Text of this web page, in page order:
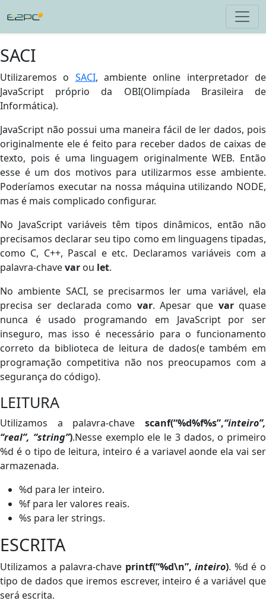
SACI
Utilizaremos o SACI, ambiente online interpretador de
JavaScript próprio da OBI(Olimpíada Brasileira de
Informática).
JavaScript não possui uma maneira fácil de ler dados, pois
originalmente ele é feito para receber dados de caixas de
texto, pois é uma linguagem originalmente WEB. Então
esse é um dos motivos para utilizarmos esse ambiente.
Poderíamos executar na nossa máquina utilizando NODE,
mas é mais complicado configurar.
No JavaScript variáveis têm tipos dinâmicos, então não
precisamos declarar seu tipo como em linguagens tipadas,
como C, C++, Pascal e etc. Declaramos variáveis com a
palavra-chavevar ou let.
No ambiente SACI, se precisarmos ler uma variável, ela
precisa ser declarada como var. Apesar que varquase
nunca é usado programando em JavaScript por ser
inseguro, mas isso é necessário para o funcionamento
correto da biblioteca de leitura de dados(e também em
programação competitiva não nos preocupamos com a
segurança do código).
LEITURA
Utilizamos a palavra-chave scanf(“%d%f%s”,“inteiro”,
“real”, “string”).Nesse exemplo ele le 3 dados, o primeiro
%d é o tipo de leitura, inteiro é a variavel aonde ela vai ser
armazenada.
%d para ler inteiro.
%f para ler valores reais.
%s para ler strings.
ESCRITA
Utilizamos a palavra-chave printf(“%d\n”,inteiro). %d é o
tipo de dados que iremos escrever, inteiro é a variável que
será escrita.